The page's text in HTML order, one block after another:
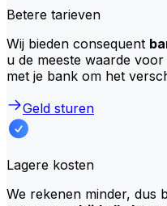
Betere tarieven
Wij bieden consequent
u de meeste waarde
met je bank om het
Geld sturen
Lagere kosten
We rekenen minder, dus